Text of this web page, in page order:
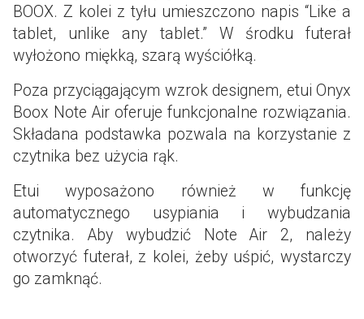
BOOX. Z kolei z tyłu umieszczono napis “Like a
tablet, unlike any tablet.” W środku futerał
wyłożono miękką, szarą wyściółką.
Poza przyciągającym wzrok designem, etui Onyx
Boox Note Air oferuje funkcjonalne rozwiązania.
Składana podstawka pozwala na korzystanie z
czytnika bez użycia rąk.
Etui wyposażono również w funkcję
automatycznego usypiania i wybudzania
czytnika. Aby wybudzić Note Air 2, należy
otworzyć futerał, z kolei, żeby uśpić, wystarczy
go zamknąć.